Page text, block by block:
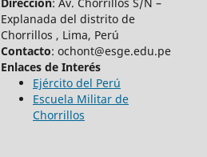
Explanada del distrito de
Chorrillos , Lima, Perú
Contacto: ochont@esge.edu.pe
Enlaces de Interés
Ejército del Perú
Escuela Militar de
Chorrillos